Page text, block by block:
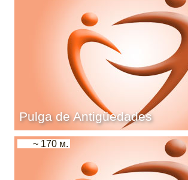
Pulga de Antigüedades
~ 170 м.